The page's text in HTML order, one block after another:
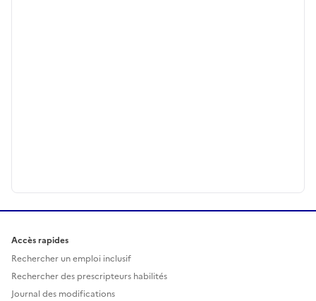
Accès rapides
Rechercher un emploi inclusif
Rechercher des prescripteurs habilités
Journal des modifications